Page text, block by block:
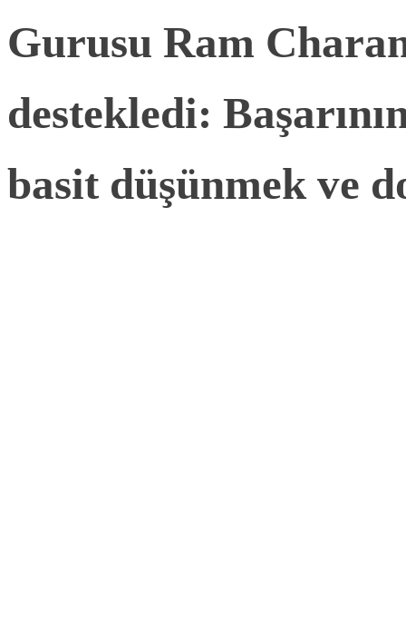
Gurusu Ram
destekledi:
basit düşünmek ve